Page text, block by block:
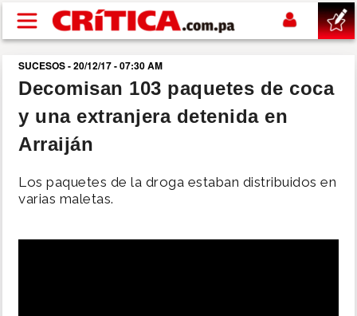
Pasar al contenido principal
buscar
SUCESOS
POLÍTICA
SUCESOS - 20/12/17 - 07:30 AM
Decomisan 103 paquetes de coca
y una extranjera detenida en
Arraiján
Los paquetes de la droga estaban distribuidos en
varias maletas.